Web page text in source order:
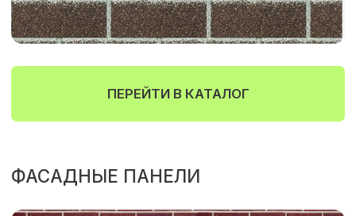
ЭЛЕМЕНТЫ ОТДЕЛКИ ФАСАДА
ПЕРЕЙТИ В КАТАЛОГ